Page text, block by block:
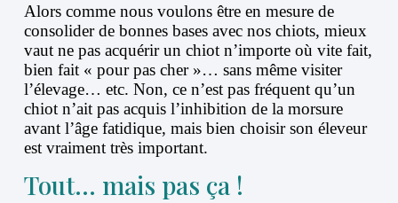
Alors comme nous voulons être en mesure de
consolider de bonnes bases avec nos chiots, mieux
vaut ne pas acquérir un chiot n’importe où vite fait,
bien fait « pour pas cher »… sans même visiter
l’élevage… etc. Non, ce n’est pas fréquent qu’un
chiot n’ait pas acquis l’inhibition de la morsure
avant l’âge fatidique, mais bien choisir son éleveur
est vraiment très important.
Tout… mais pas ça !